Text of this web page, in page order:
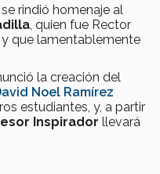
rindió homenaje al
, quien fue Rector
que lamentablemente
la creación del
Noel Ramírez
estudiantes, y, a partir
Inspirador llevará